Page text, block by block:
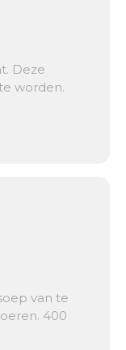
Deze
worden.
van te
400